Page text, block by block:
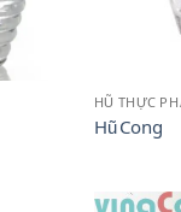
HŨ THỰC
Hũ Cong